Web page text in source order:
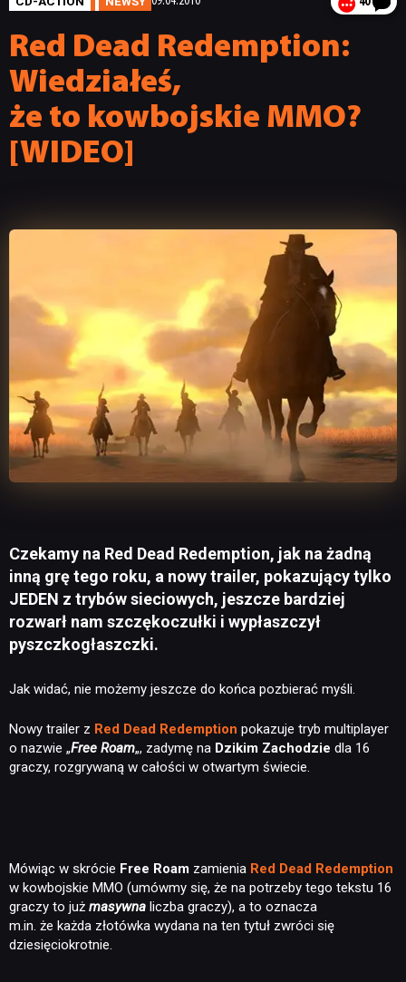
Red Dead Redemption:
Wiedziałeś,
że to kowbojskie MMO?
[WIDEO]
Czekamy na Red Dead Redemption, jak na żadną
inną grę tego roku, a nowy trailer, pokazujący tylko
JEDEN z trybów sieciowych, jeszcze bardziej
rozwarł nam szczękoczułki i wypłaszczył
pyszczkogłaszczki.
Jak widać, nie możemy jeszcze do końca pozbierać myśli.
Nowy trailer z Red Dead Redemption pokazuje tryb multiplayer
o nazwie „Free Roam„, zadymę na Dzikim Zachodzie dla 16
graczy, rozgrywaną w całości w otwartym świecie.
Mówiąc w skrócie Free Roam zamienia Red Dead Redemption
w kowbojskie MMO (umówmy się, że na potrzeby tego tekstu 16
graczy to już masywna liczba graczy), a to oznacza
m.in. że każda złotówka wydana na ten tytuł zwróci się
dziesięciokrotnie.